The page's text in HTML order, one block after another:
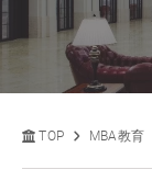
TOP MBA教育